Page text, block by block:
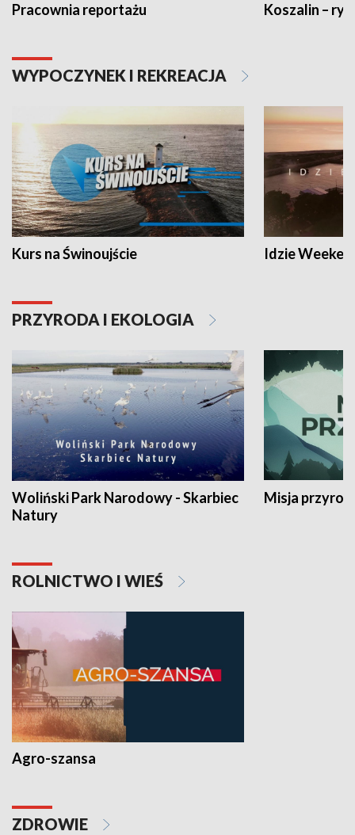
Pracownia reportażu Koszalin –
WYPOCZYNEK I REKREACJA
Kurs na Świnoujście Idzie
PRZYRODA I EKOLOGIA
Woliński Park Narodowy - Skarbiec
Natury
Misja
ROLNICTWO I WIEŚ
Agro-szansa
ZDROWIE